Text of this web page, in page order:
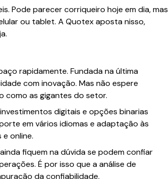
Pode parecer corriqueiro hoje em dia, mas
ou tablet. A Quotex aposta nisso,
rapidamente. Fundada na última
com inovação. Mas não espere
como as gigantes do setor.
digitais e opções binarias
em vários idiomas e adaptação às
online.
fiquem na dúvida se podem confiar
É por isso que a análise de
da confiabilidade.